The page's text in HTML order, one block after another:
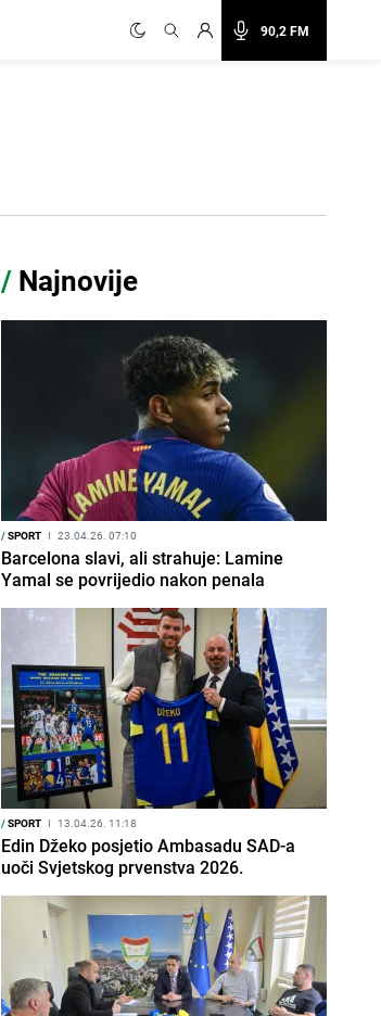
90,2 FM
/ Najnovije
/SPORT I 23.04.26. 07:10
Barcelona slavi, ali strahuje: Lamine
Yamal se povrijedio nakon penala
/SPORT I 13.04.26. 11:18
Edin Džeko posjetio Ambasadu SAD-a
uoči Svjetskog prvenstva 2026.